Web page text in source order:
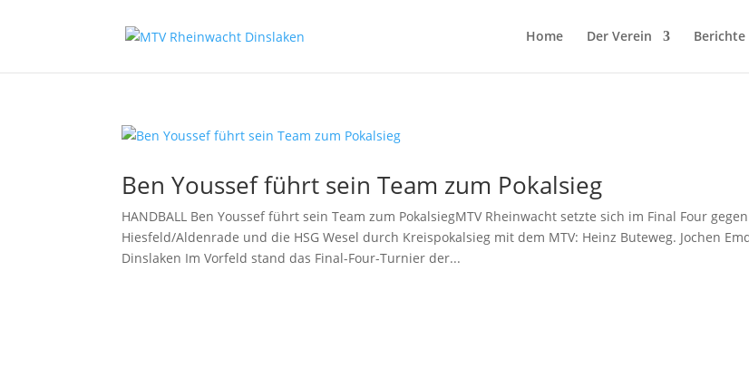
Home Der Verein Berichte
Ben Youssef führt sein Team zum Pokalsieg
HANDBALL Ben Youssef führt sein Team zum PokalsiegMTV Rheinwacht setzte sich im Final Four
Hiesfeld/Aldenrade und die HSG Wesel durch Kreispokalsieg mit dem MTV: Heinz Buteweg. Jochen
Dinslaken Im Vorfeld stand das Final-Four-Turnier der...